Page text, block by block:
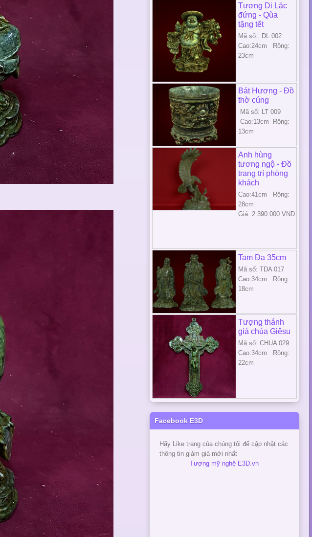
Tượng Di Lặc
đứng - Qùa
tặng tết
Mã số:: DL 002
Cao:24cm Rộng:
23cm
Bát Hương - Đồ
thờ cúng
Mã số: LT 009
Cao:13cm Rộng:
13cm
Anh hùng
tương ngộ - Đồ
trang trí phòng
khách
Cao:41cm Rộng:
28cm
Giá: 2.390.000 VND
Tam Đa 35cm
Mã số: TDA 017
Cao:34cm Rộng:
18cm
Tượng thánh
giá chúa Giêsu
Mã số: CHUA 029
Cao:34cm Rộng:
22cm
Facebook E3D
Hãy Like trang của chúng tôi để cập nhật các
thông tin giảm giá mới nhất
Tượng mỹ nghệ E3D.vn